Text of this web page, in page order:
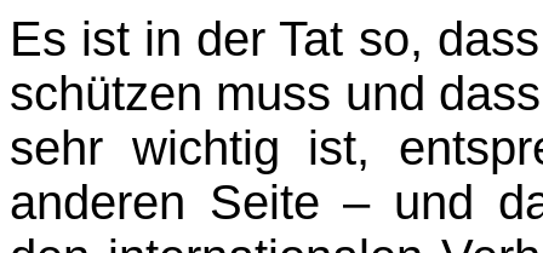
Es ist in der Tat so,
schützen muss und
sehr wichtig ist,
anderen Seite – und